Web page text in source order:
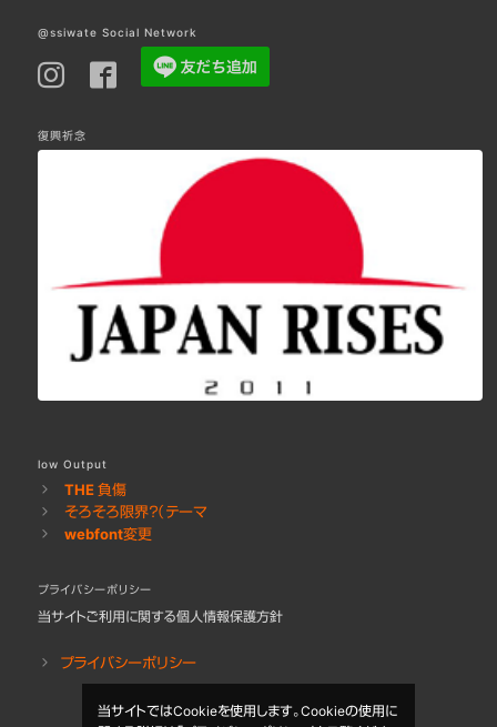
@ssiwate Social Network
復興祈念
low Output
THE 負傷
そろそろ限界？（テーマ
webfont変更
プライバシーポリシー
当サイトご利用に関する個人情報保護方針
プライバシーポリシー
当サイトではCookieを使用します。Cookieの使用に